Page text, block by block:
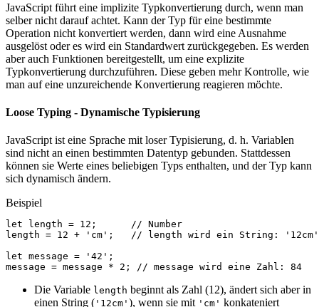
JavaScript führt eine implizite Typkonvertierung durch, wenn man
selber nicht darauf achtet. Kann der Typ für eine bestimmte
Operation nicht konvertiert werden, dann wird eine Ausnahme
ausgelöst oder es wird ein Standardwert zurückgegeben. Es werden
aber auch Funktionen bereitgestellt, um eine explizite
Typkonvertierung durchzuführen. Diese geben mehr Kontrolle, wie
man auf eine unzureichende Konvertierung reagieren möchte.
Loose Typing - Dynamische Typisierung
JavaScript ist eine Sprache mit loser Typisierung, d. h. Variablen
sind nicht an einen bestimmten Datentyp gebunden. Stattdessen
können sie Werte eines beliebigen Typs enthalten, und der Typ kann
sich dynamisch ändern.
Beispiel
let length = 12 ;
// Number
length = 12 + 'cm' ;
// length wird ein String: '12cm'
let message = '42' ;
message = message * 2 ; // message wird eine Zahl: 84
Die Variable length beginnt als Zahl (12), ändert sich aber in
einen String ( '12cm' ), wenn sie mit 'cm' konkateniert